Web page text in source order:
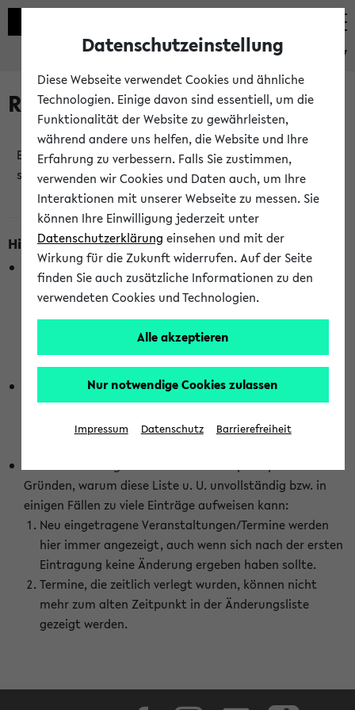
eKVV
Raumänderungen
Es wurden keine Raumänderungen an jetzt
stattfindenden Veranstaltungen gefunden!
Hinweise zur Liste der Raumänderungen
In dieser Liste werden nur Veranstaltungstermine
berücksichtigt, die gerade oder innerhalb der nächsten 2
Stunden stattfinden. Berücksichtigt werden nur Termine,
wurden. Die Anzeige ist semesterübergreifend und nicht
abhängig vom im eKVV gewählten Semester.
Die hier gezeigte Liste von Raumänderungen kann nur
vollständig sein, wenn den Fakultäten von den Lehrenden
die Änderungen zeitnah mitgeteilt und diese Änderungen
Gründen, warum diese Liste u. U. unvollständig bzw. in
einigen Fällen zu viele Einträge aufweisen kann:
Neu eingetragene Veranstaltungen/Termine werden
hier immer angezeigt, auch wenn sich nach der ersten
Eintragung keine Änderung ergeben haben sollte.
Termine, die zeitlich verlegt wurden, können nicht
mehr zum alten Zeitpunkt in der Änderungsliste
gezeigt werden.
Datenschutzeinstellung
Diese Webseite verwendet Cookies und ähnliche
Technologien. Einige davon sind essentiell, um die
Funktionalität der Website zu gewährleisten,
während andere uns helfen, die Website und Ihre
Erfahrung zu verbessern. Falls Sie zustimmen,
verwenden wir Cookies und Daten auch, um Ihre
Interaktionen mit unserer Webseite zu messen. Sie
können Ihre Einwilligung jederzeit unter
Datenschutzerklärung einsehen und mit der
Wirkung für die Zukunft widerrufen. Auf der Seite
finden Sie auch zusätzliche Informationen zu den
verwendeten Cookies und Technologien.
Alle akzeptieren
Nur notwendige Cookies zulassen
Impressum Datenschutz Barrierefreiheit